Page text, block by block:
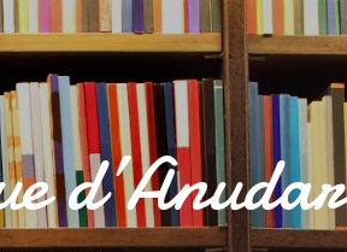
d’Anudar